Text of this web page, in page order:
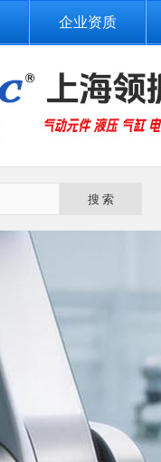
企业资质